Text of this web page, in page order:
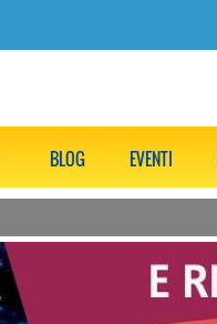
BLOG EVENTI